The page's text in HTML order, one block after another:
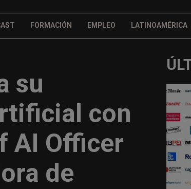
FORMACIÓN EMPLEO LATINOAMÉRICA
su
con
AI Officer
de